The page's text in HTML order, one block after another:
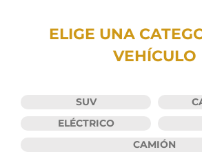
ELIGE UNA
VEHÍCULO
SUV
ELÉCTRICO
CAMIÓN